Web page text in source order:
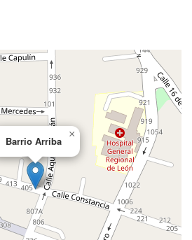
Barrio Arriba
×